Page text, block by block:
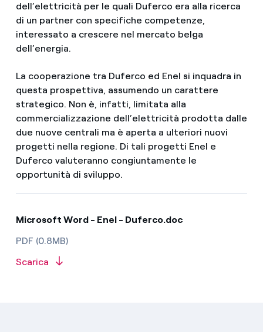
dell’elettricità per le quali Duferco era alla ricerca
di un partner con specifiche competenze,
interessato a crescere nel mercato belga
dell’energia.
La cooperazione tra Duferco ed Enel si inquadra in
questa prospettiva, assumendo un carattere
strategico. Non è, infatti, limitata alla
commercializzazione dell’elettricità prodotta dalle
due nuove centrali ma è aperta a ulteriori nuovi
progetti nella regione. Di tali progetti Enel e
Duferco valuteranno congiuntamente le
opportunità di sviluppo.
Microsoft Word - Enel - Duferco.doc
PDF (0.8MB)
Scarica